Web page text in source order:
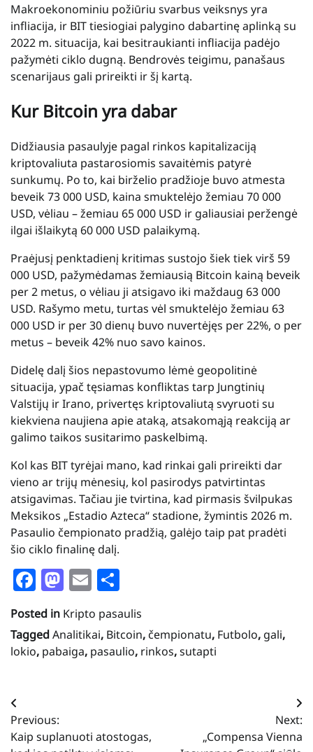
Makroekonominiu požiūriu svarbus veiksnys yra
infliacija, ir BIT tiesiogiai palygino dabartinę aplinką su
2022 m. situacija, kai besitraukianti infliacija padėjo
pažymėti ciklo dugną. Bendrovės teigimu, panašaus
scenarijaus gali prireikti ir šį kartą.
Kur Bitcoin yra dabar
Didžiausia pasaulyje pagal rinkos kapitalizaciją
kriptovaliuta pastarosiomis savaitėmis patyrė
sunkumų. Po to, kai birželio pradžioje buvo atmesta
beveik 73 000 USD, kaina smuktelėjo žemiau 70 000
USD, vėliau – žemiau 65 000 USD ir galiausiai peržengė
ilgai išlaikytą 60 000 USD palaikymą.
Praėjusį penktadienį kritimas sustojo šiek tiek virš 59
000 USD, pažymėdamas žemiausią Bitcoin kainą beveik
per 2 metus, o vėliau ji atsigavo iki maždaug 63 000
USD. Rašymo metu, turtas vėl smuktelėjo žemiau 63
000 USD ir per 30 dienų buvo nuvertėjęs per 22%, o per
metus – beveik 42% nuo savo kainos.
Didelę dalį šios nepastovumo lėmė geopolitinė
situacija, ypač tęsiamas konfliktas tarp Jungtinių
Valstijų ir Irano, privertęs kriptovaliutą svyruoti su
kiekviena naujiena apie ataką, atsakomąją reakciją ar
galimo taikos susitarimo paskelbimą.
Kol kas BIT tyrėjai mano, kad rinkai gali prireikti dar
vieno ar trijų mėnesių, kol pasirodys patvirtintas
atsigavimas. Tačiau jie tvirtina, kad pirmasis švilpukas
Meksikos „Estadio Azteca“ stadione, žymintis 2026 m.
Pasaulio čempionato pradžią, galėjo taip pat pradėti
šio ciklo finalinę dalį.
Facebook
Mastodon
Email
Posted in Kripto pasaulis
TaggedAnalitikai, Bitcoin, čempionatu, Futbolo, gali,
lokio, pabaiga, pasaulio, rinkos,sutapti
Navigacija
tarp
Previous:
Kaip suplanuoti atostogas,
Next:
„Compensa Vienna